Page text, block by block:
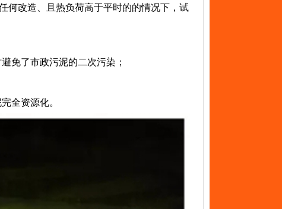
何改造、且热负荷高于平时的的情况下，试
免了市政污泥的二次污染；
全资源化。